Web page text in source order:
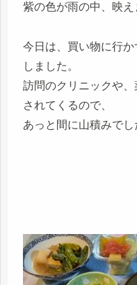
紫の色が雨の中、映え
今日は、買い物に行
しました。
訪問のクリニックや
されてくるので、
あっと間に山積みでし